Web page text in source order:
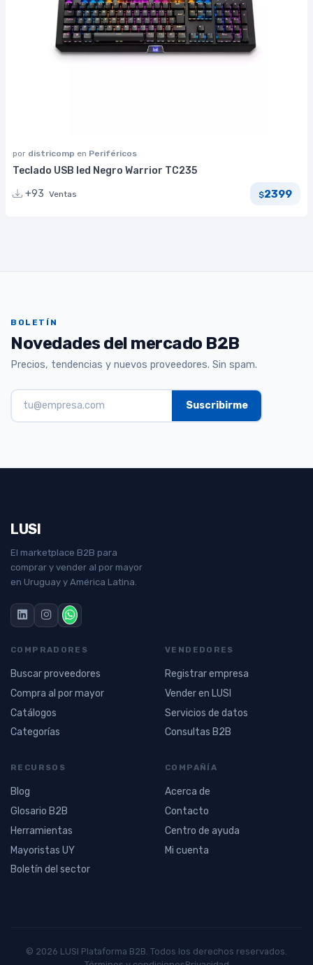
por districomp en Periféricos
Teclado USB led Negro Warrior TC235
+93 Ventas $2399
BOLETÍN
Novedades del mercado B2B
Precios, tendencias y nuevos proveedores. Sin spam.
LUSI
El marketplace B2B para
comprar y vender al por mayor
en Uruguay y América Latina.
COMPRADORES
Buscar proveedores
Compra al por mayor
Catálogos
Categorías
VENDEDORES
Registrar empresa
Vender en LUSI
Servicios de datos
Consultas B2B
RECURSOS
Blog
Glosario B2B
Herramientas
Mayoristas UY
Boletín del sector
COMPAÑÍA
Acerca de
Contacto
Centro de ayuda
Mi cuenta
© 2026 LUSI Plataforma B2B. Todos los derechos reservados.